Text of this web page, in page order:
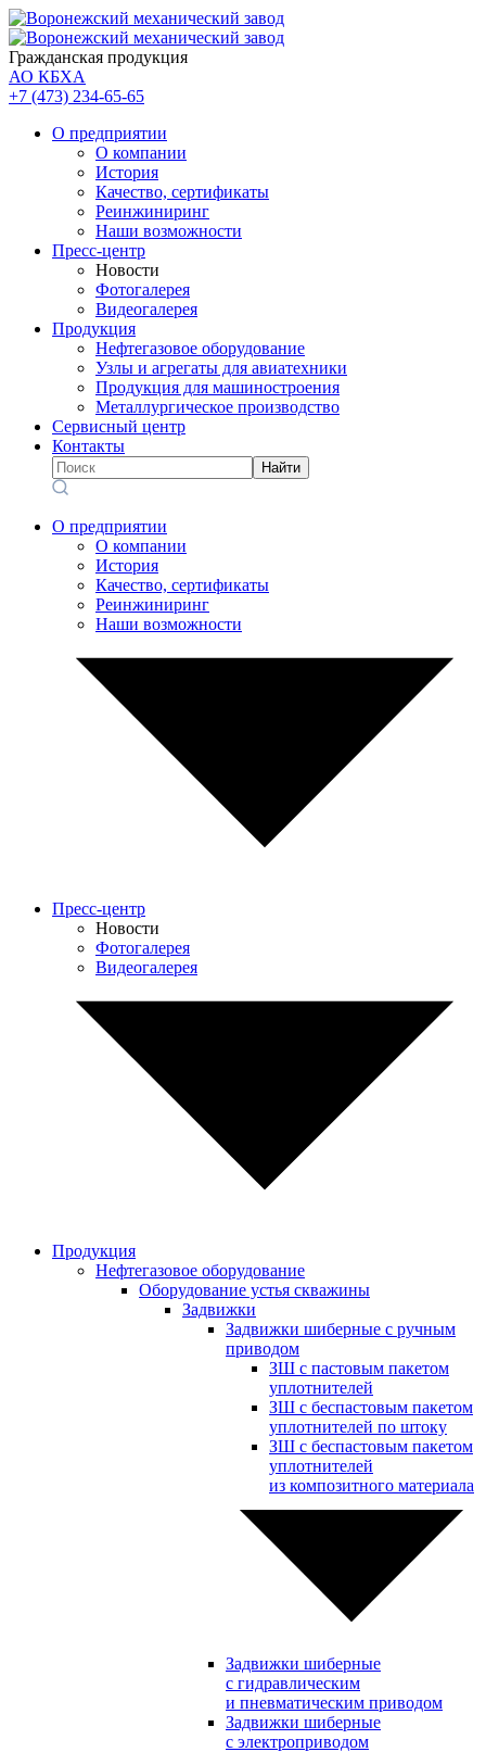
Гражданская продукция
АО КБХА
+7 (473) 234-65-65
О предприятии
О компании
История
Качество, сертификаты
Реинжиниринг
Наши возможности
Пресс-центр
Новости
Фотогалерея
Видеогалерея
Продукция
Нефтегазовое оборудование
Узлы и агрегаты для авиатехники
Продукция для машиностроения
Металлургическое производство
Сервисный центр
Контакты
Найти
О предприятии
О компании
История
Качество, сертификаты
Реинжиниринг
Наши возможности
Пресс-центр
Новости
Фотогалерея
Видеогалерея
Продукция
Нефтегазовое оборудование
Оборудование устья скважины
Задвижки
Задвижки шиберные с ручным
приводом
ЗШ с пастовым пакетом
уплотнителей
ЗШ с беспастовым пакетом
уплотнителей по штоку
ЗШ с беспастовым пакетом
уплотнителей
из композитного материала
Задвижки шиберные
с гидравлическим
и пневматическим приводом
Задвижки шиберные
с электроприводом